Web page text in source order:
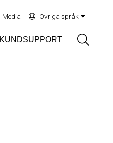
Media Övriga språk
KUNDSUPPORT